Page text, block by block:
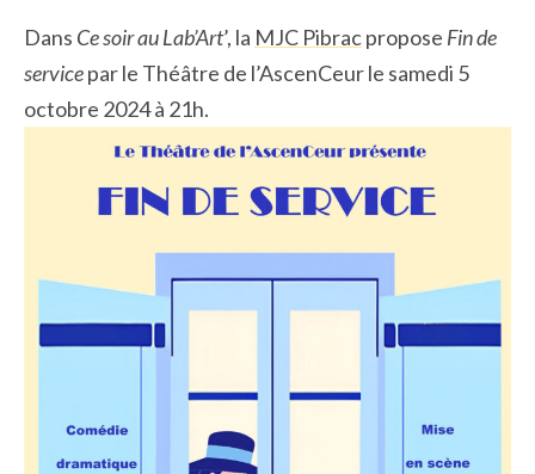
Dans Ce soir au Lab’Art’, la MJC Pibracpropose Fin de
servicepar le Théâtre de l’AscenCeur le samedi 5
octobre 2024 à 21h.